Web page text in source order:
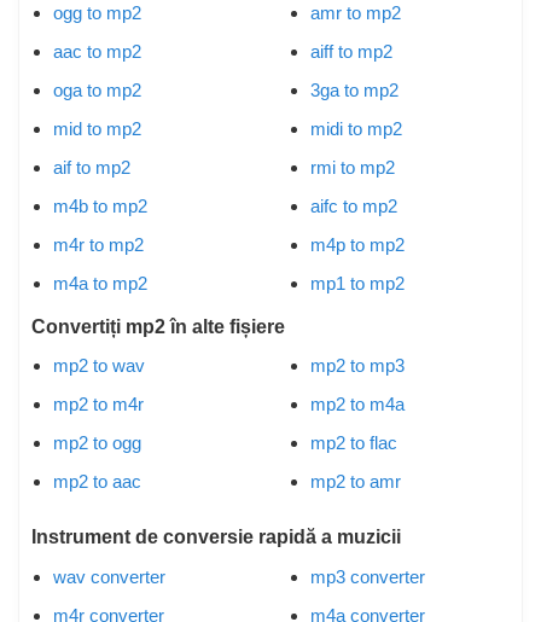
ogg to mp2
aac to mp2
oga to mp2
mid to mp2
aif to mp2
m4b to mp2
m4r to mp2
m4a to mp2
amr to mp2
aiff to mp2
3ga to mp2
midi to mp2
rmi to mp2
aifc to mp2
m4p to mp2
mp1 to mp2
Convertiți mp2 în alte fișiere
mp2 to wav
mp2 to m4r
mp2 to ogg
mp2 to aac
mp2 to mp3
mp2 to m4a
mp2 to flac
mp2 to amr
Instrument de conversie rapidă a muzicii
wav converter
m4r converter
mp3 converter
m4a converter